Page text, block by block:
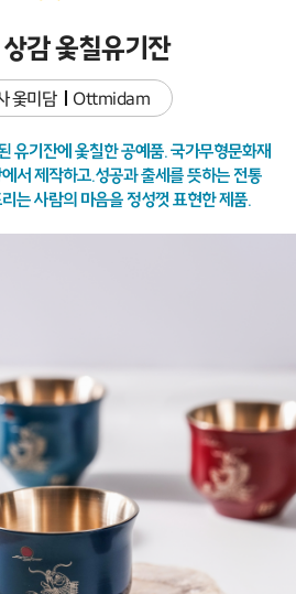
감 옻칠유기잔
옻미담 Ottmidam
유기잔에 옻칠한 공예품. 국가무형문화재
서 제작하고.성공과 출세를 뜻하는 전통
는 사람의 마음을 정성껏 표현한 제품.